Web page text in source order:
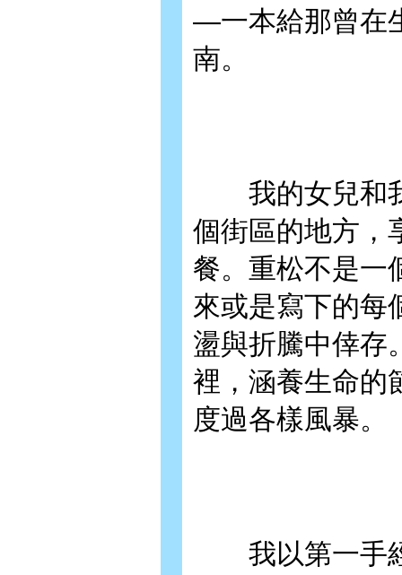
—一本給那曾在
南。
我的女兒和我
個街區的地方，
餐。重松不是一
來或是寫下的每
盪與折騰中倖存
裡，涵養生命的
度過各樣風暴。
我以第一手經